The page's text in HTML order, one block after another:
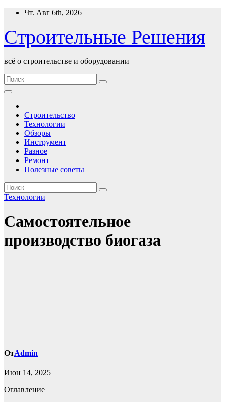
Перейти
содержимому
Чт. Авг 6th, 2026
Строительные Решения
всё о строительстве и оборудовании
Строительство
Технологии
Обзоры
Инструмент
Разное
Ремонт
Полезные советы
Технологии
Самостоятельное
производство биогаза
ОтAdmin
Июн 14, 2025
Оглавление